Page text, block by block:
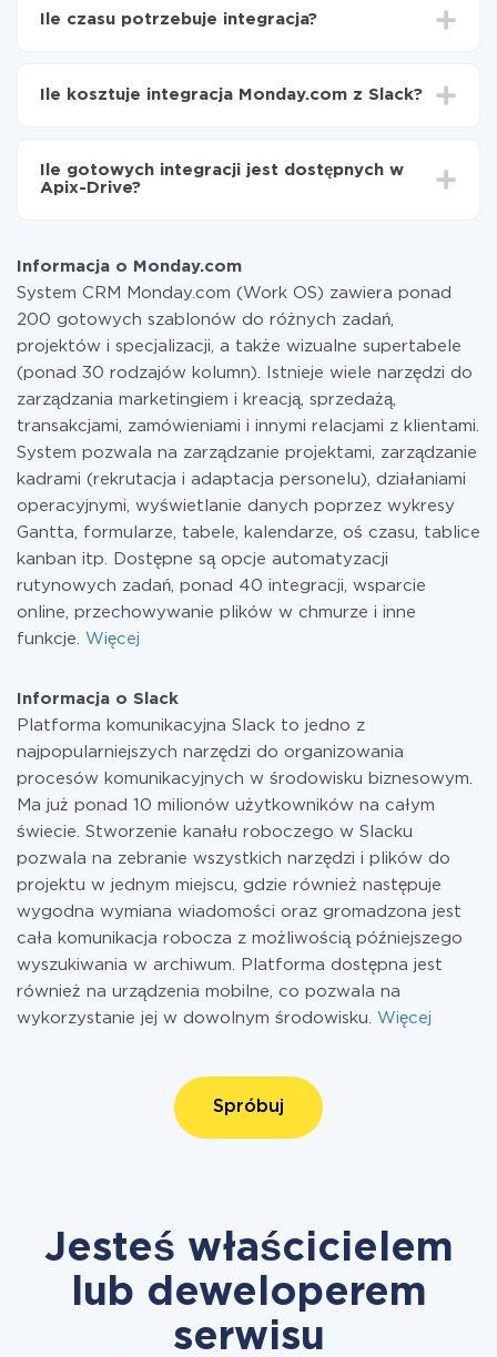
Slack
Monday.com do Slack
Ile czasu potrzebuje integracja?
od 5 do 30 minut. Konfiguracja zajmuje średnio 10-15
Ile kosztuje integracja Monday.com z Slack?
Płacisz tylko za ilość danych, która faktycznie jest
przekazywana z jednego z Twoich systemów do
w razie potrzeby przełączyć się na płatną. Więcej
informacji otaryfach.
Ile gotowych integracji jest dostępnych w
Apix-Drive?
Informacja o Monday.com
System CRM Monday.com (Work OS) zawiera ponad
200 gotowych szablonów do różnych zadań,
projektów i specjalizacji, a także wizualne supertabele
(ponad 30 rodzajów kolumn). Istnieje wiele narzędzi do
zarządzania marketingiem i kreacją, sprzedażą,
transakcjami, zamówieniami i innymi relacjami z klientami.
System pozwala na zarządzanie projektami, zarządzanie
kadrami (rekrutacja i adaptacja personelu), działaniami
operacyjnymi, wyświetlanie danych poprzez wykresy
Gantta, formularze, tabele, kalendarze, oś czasu, tablice
kanban itp. Dostępne są opcje automatyzacji
rutynowych zadań, ponad 40 integracji, wsparcie
online, przechowywanie plików w chmurze i inne
funkcje. Więcej
Informacja o Slack
Platforma komunikacyjna Slack to jedno z
najpopularniejszych narzędzi do organizowania
procesów komunikacyjnych w środowisku biznesowym.
Ma już ponad 10 milionów użytkowników na całym
świecie. Stworzenie kanału roboczego w Slacku
pozwala na zebranie wszystkich narzędzi i plików do
projektu w jednym miejscu, gdzie również następuje
wygodna wymiana wiadomości oraz gromadzona jest
cała komunikacja robocza z możliwością późniejszego
wyszukiwania w archiwum. Platforma dostępna jest
również na urządzenia mobilne, co pozwala na
wykorzystanie jej w dowolnym środowisku. Więcej
Spróbuj
Jesteś właścicielem
lub deweloperem
serwisu